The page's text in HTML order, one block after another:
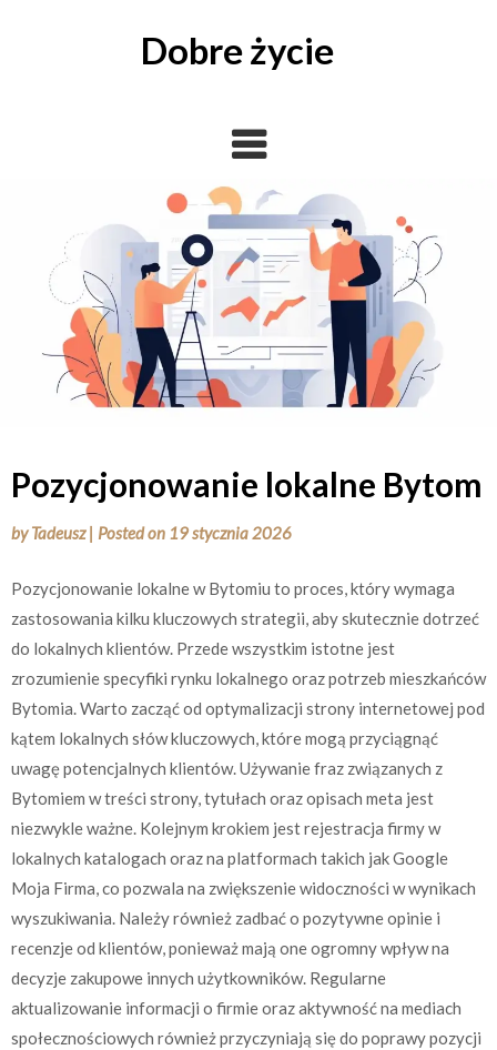
Dobre życie
Pozycjonowanie lokalne Bytom
byTadeusz | Posted on 19 stycznia 2026
Pozycjonowanie lokalne w Bytomiu to proces, który wymaga
zastosowania kilku kluczowych strategii, aby skutecznie dotrzeć
do lokalnych klientów. Przede wszystkim istotne jest
zrozumienie specyfiki rynku lokalnego oraz potrzeb mieszkańców
Bytomia. Warto zacząć od optymalizacji strony internetowej pod
kątem lokalnych słów kluczowych, które mogą przyciągnąć
uwagę potencjalnych klientów. Używanie fraz związanych z
Bytomiem w treści strony, tytułach oraz opisach meta jest
niezwykle ważne. Kolejnym krokiem jest rejestracja firmy w
lokalnych katalogach oraz na platformach takich jak Google
Moja Firma, co pozwala na zwiększenie widoczności w wynikach
wyszukiwania. Należy również zadbać o pozytywne opinie i
recenzje od klientów, ponieważ mają one ogromny wpływ na
decyzje zakupowe innych użytkowników. Regularne
aktualizowanie informacji o firmie oraz aktywność na mediach
społecznościowych również przyczyniają się do poprawy pozycji